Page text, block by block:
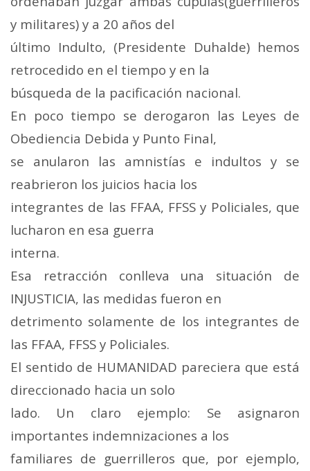
y militares) y a 20 años del
último Indulto, (Presidente Duhalde) hemos
retrocedido en el tiempo y en la
búsqueda de la pacificación nacional.
En poco tiempo se derogaron las Leyes de
Obediencia Debida y Punto Final,
se anularon las amnistías e indultos y se
reabrieron los juicios hacia los
integrantes de las FFAA, FFSS y Policiales, que
lucharon en esa guerra
interna.
Esa retracción conlleva una situación de
INJUSTICIA, las medidas fueron en
detrimento solamente de los integrantes de
las FFAA, FFSS y Policiales.
El sentido de HUMANIDAD pareciera que está
direccionado hacia un solo
lado. Un claro ejemplo: Se asignaron
importantes indemnizaciones a los
familiares de guerrilleros que, por ejemplo,